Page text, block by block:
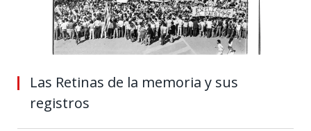
Las Retinas de la memoria y sus
registros